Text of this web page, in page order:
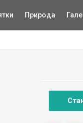
Природа